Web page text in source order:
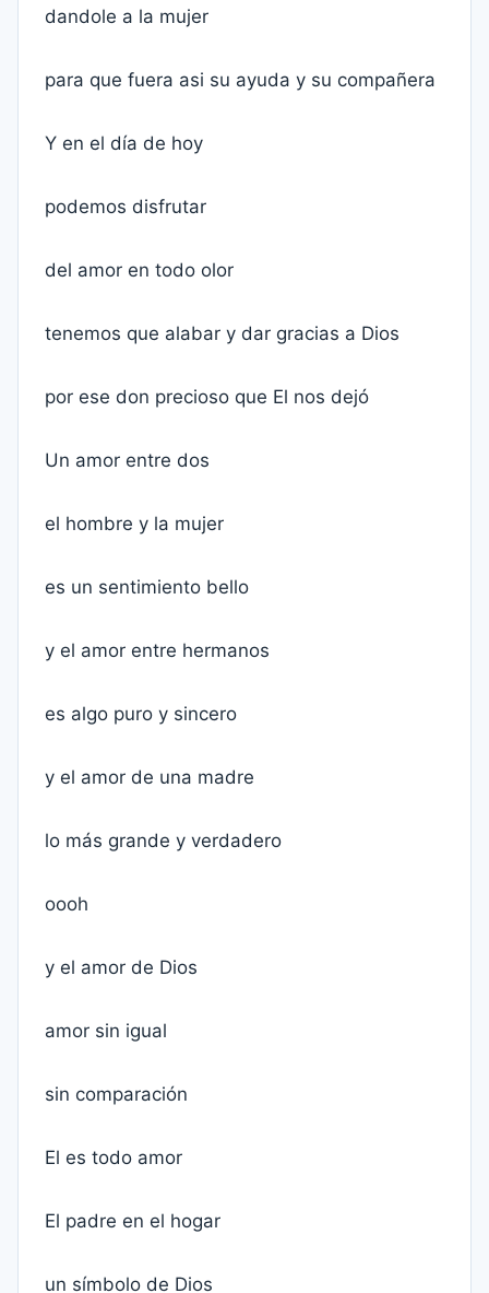
dandole a la mujer
para que fuera asi su ayuda y su compañera
Y en el día de hoy
podemos disfrutar
del amor en todo olor
tenemos que alabar y dar gracias a Dios
por ese don precioso que El nos dejó
Un amor entre dos
el hombre y la mujer
es un sentimiento bello
y el amor entre hermanos
es algo puro y sincero
y el amor de una madre
lo más grande y verdadero
oooh
y el amor de Dios
amor sin igual
sin comparación
El es todo amor
El padre en el hogar
un símbolo de Dios